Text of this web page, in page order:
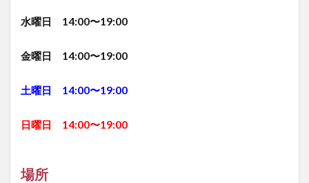
水曜日 14:00〜19:00
金曜日 14:00〜19:00
土曜日 14:00〜19:00
日曜日 14:00〜19:00
場所